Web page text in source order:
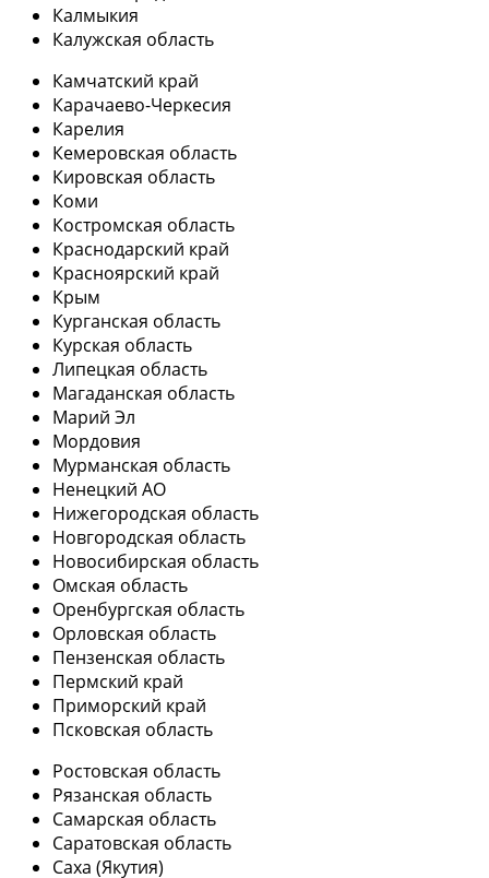
Калмыкия
Калужская область
Камчатский край
Карачаево-Черкесия
Карелия
Кемеровская область
Кировская область
Коми
Костромская область
Краснодарский край
Красноярский край
Крым
Курганская область
Курская область
Липецкая область
Магаданская область
Марий Эл
Мордовия
Мурманская область
Ненецкий АО
Нижегородская область
Новгородская область
Новосибирская область
Омская область
Оренбургская область
Орловская область
Пензенская область
Пермский край
Приморский край
Псковская область
Ростовская область
Рязанская область
Самарская область
Саратовская область
Саха (Якутия)